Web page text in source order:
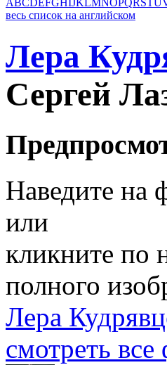
ABCDEFGHIJKLMNOPQRSTU
весь список на английском
Лера
Сергей
Наведите на
или
кликните по
полного
Лера
смотреть все